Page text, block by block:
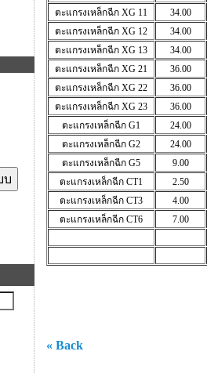
ตะแกรงเหล็กฉีกXG 11 34.00
ตะแกรงเหล็กฉีก XG 12 34.00
ตะแกรงเหล็กฉีกXG 13 34.00
ตะแกรงเหล็กฉีกXG 21 36.00
ตะแกรงเหล็กฉีกXG 22 36.00
ตะแกรงเหล็กฉีกXG 23 36.00
ตะแกรงเหล็กฉีกG1 24.00
ตะแกรงเหล็กฉีกG2 24.00
ตะแกรงเหล็กฉีกG5 9.00
ตะแกรงเหล็กฉีกCT1 2.50
ตะแกรงเหล็กฉีกCT3 4.00
ตะแกรงเหล็กฉีกCT6 7.00
« Back